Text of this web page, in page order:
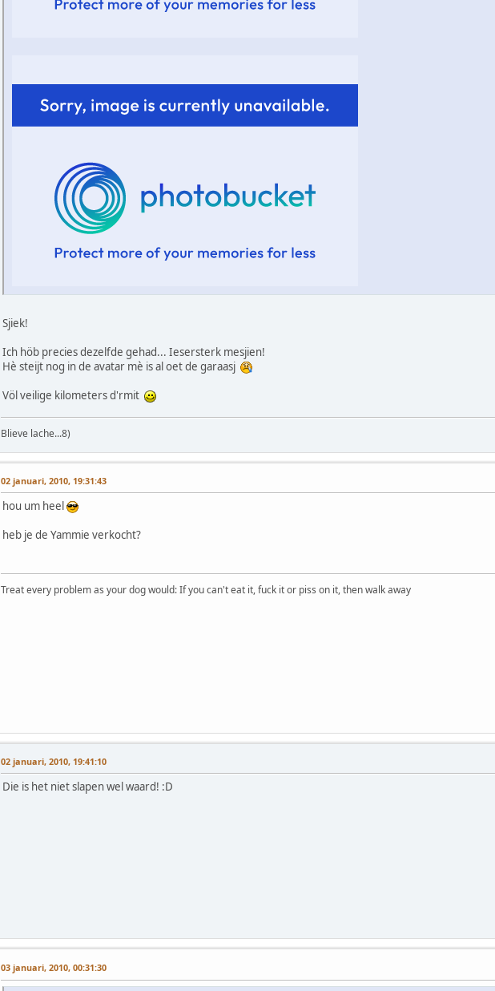
Sjiek!
Ich höb precies dezelfde gehad... Iesersterk mesjien!
Hè steijt nog in de avatar mè is al oet de garaasj
Völ veilige kilometers d'rmit
Blieve lache...8)
02 januari, 2010, 19:31:43
hou um heel
heb je de Yammie verkocht?
Treat every problem as your dog would: If you can't eat it, fuck it or piss on it, then walk away
02 januari, 2010, 19:41:10
Die is het niet slapen wel waard! :D
03 januari, 2010, 00:31:30